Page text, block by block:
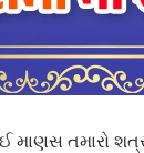
માણસ તમારો